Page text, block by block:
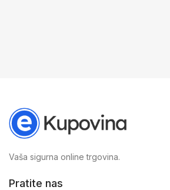
Vaša sigurna online trgovina.
Pratite nas